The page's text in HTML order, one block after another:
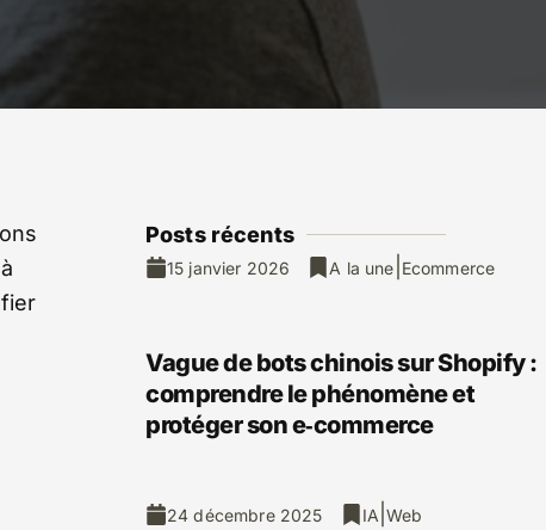
Posts récents
15 janvier 2026 A la une Ecommerce
Vague de bots chinois sur Shopify :
comprendre le phénomène et
protéger son e‑commerce
24 décembre 2025 IA |Web